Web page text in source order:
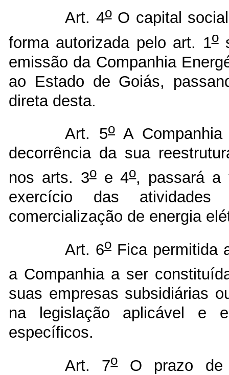
Art. 4oO capital
forma autorizada pelo art. 1o
emissão da Companhia
ao Estado de Goiás,
direta desta.
Art. 5o A
decorrência da sua
nos arts. 3oe 4o, passará a
exercício das
comercialização de energia
Art. 6o Fica permitida
a Companhia a ser
suas empresas subsidiárias
na legislação aplicável e
específicos.
Art. 7oO prazo de